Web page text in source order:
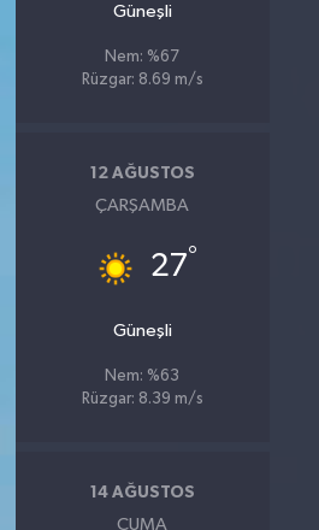
Güneşli
Nem: %67
Rüzgar: 8.69 m/s
12 AĞUSTOS
ÇARŞAMBA
27°
Güneşli
Nem: %63
Rüzgar: 8.39 m/s
14 AĞUSTOS
CUMA